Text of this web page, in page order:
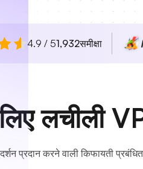
4.9 / 51,932समीक्षा
लचीली
प्रदान करने वाली किफायती